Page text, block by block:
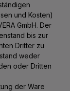
und Kosten)
GmbH. Der
bis zur
Dritter zu
weder
oder Dritten
der Ware